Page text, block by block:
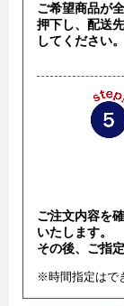
ご希望商品が
押下し、配送
してください。
ご注文内容を
いたします。
その後、ご指
※時間指定はで